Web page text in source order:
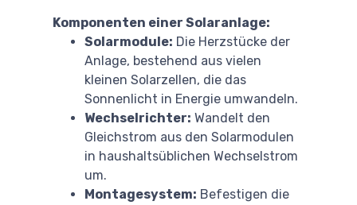
Komponenten einer Solaranlage:
Solarmodule: Die Herzstücke der
Anlage, bestehend aus vielen
kleinen Solarzellen, die das
Sonnenlicht in Energie umwandeln.
Wechselrichter: Wandelt den
Gleichstrom aus den Solarmodulen
in haushaltsüblichen Wechselstrom
um.
Montagesystem: Befestigen die